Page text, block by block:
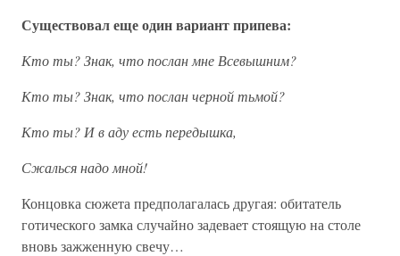
Существовал еще один вариант припева:
Кто ты? Знак, что послан мне Всевышним?
Кто ты? Знак, что послан черной тьмой?
Кто ты? И в аду есть передышка,
Сжалься надо мной!
Концовка сюжета предполагалась другая: обитатель
готического замка случайно задевает стоящую на столе
вновь зажженную свечу…